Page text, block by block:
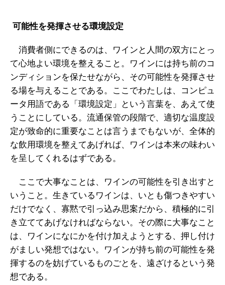
可能性を発揮させる環境設定
消費者側にできるのは、ワインと人間の双方にとっ
て心地よい環境を整えること。ワインには持ち前のコ
ンディションを保たせながら、その可能性を発揮させ
る場を与えることである。ここでわたしは、コンピュ
ータ用語である「環境設定」という言葉を、あえて使
うことにしている。流通保管の段階で、適切な温度設
定が致命的に重要なことは言うまでもないが、全体的
な飲用環境を整えてあげれば、ワインは本来の味わい
を呈してくれるはずである。
ここで大事なことは、ワインの可能性を引き出すと
いうこと。生きているワインは、いとも傷つきやすい
だけでなく、寡黙で引っ込み思案だから、積極的に引
き立ててあげなければならない。その際に大事なこと
は、ワインになにかを付け加えようとする、押し付け
がましい発想ではない。ワインが持ち前の可能性を発
揮するのを妨げているものごとを、遠ざけるという発
想である。